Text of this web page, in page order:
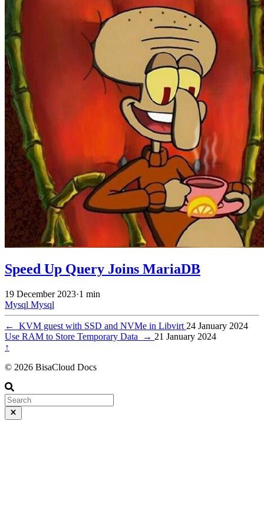
Speed Up Query Joins MariaDB
19 December 2023·1 min
Mysql Mysql
← KVM guest with SSD and NVMe in Libvirt 24 January 2024
Use RAM to Store Temporary Data
→ 21 January 2024
↑
© 2026 BisaCloud Docs